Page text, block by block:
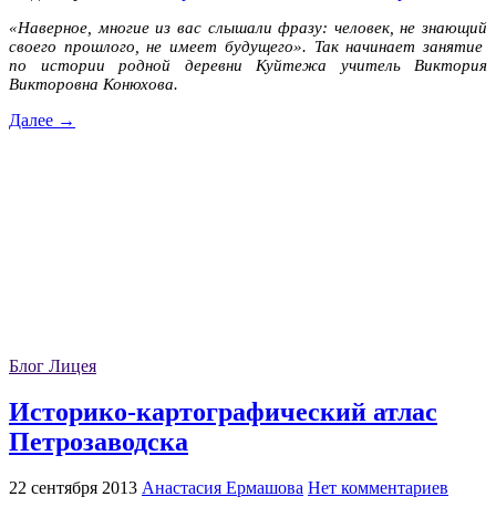
«Наверное, многие из вас слышали фразу: человек, не знающий
своего прошлого, не имеет будущего». Так начинает занятие
по истории родной деревни Куйтежа учитель Виктория
Викторовна Конюхова.
Далее →
Блог Лицея
Историко-картографический атлас
Петрозаводска
22 сентября 2013 Анастасия Ермашова Нет комментариев